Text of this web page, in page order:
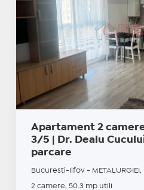
Apartament 2
3/5 | Dr. Dealu Cucului
parcare
Bucuresti-Ilfov -
2 camere, 50.3 mp utili